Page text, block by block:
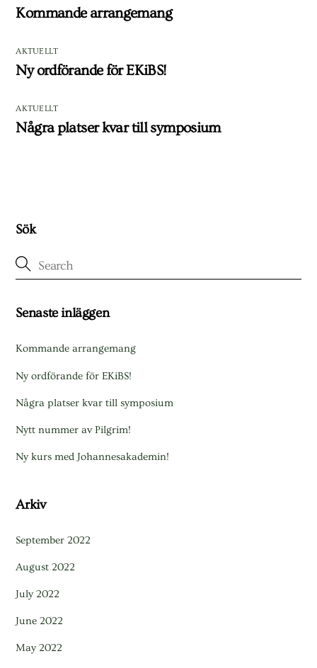
Kommande arrangemang
AKTUELLT
Ny ordförande för EKiBS!
AKTUELLT
Några platser kvar till symposium
Sök
Senaste inläggen
Kommande arrangemang
Ny ordförande för EKiBS!
Några platser kvar till symposium
Nytt nummer av Pilgrim!
Ny kurs med Johannesakademin!
Arkiv
September 2022
August 2022
July 2022
June 2022
May 2022